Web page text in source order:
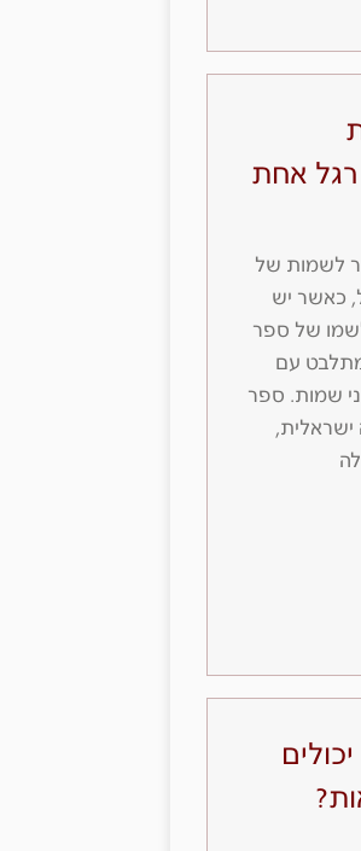
אחת
לשמות של
כאשר יש
של ספר
מתלבט עם
שמות. ספר
ישראלית,